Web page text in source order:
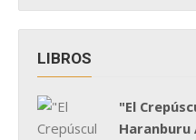
LIBROS
"El
Haranburu